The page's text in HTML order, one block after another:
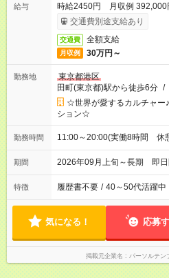
給与
時給2450円 月収例 392,000
交通費別途支給あり
交通費 全額支給
月収例 30万円～
勤務地
東京都港区
田町(東京都)駅から徒歩6分 /
☆世界が愛するカルチャー
ション☆
勤務時間 11:00～20:00(実働8時間 休
期間 2026年09月上旬～長期 即
特徴 履歴書不要 / 40～50代活躍中
気になる！ 応募
掲載元企業名 パーソルテン